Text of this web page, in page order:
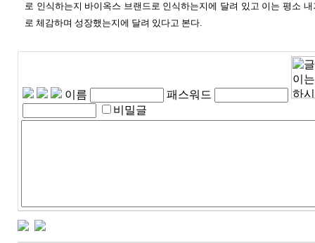
로 인식하는지 바이옥스 브랜드로 인식하는지에 달려 있고 이는 평소
로 체감하며 성장했는지에 달려 있다고 본다.
이름
패스워드
비밀글